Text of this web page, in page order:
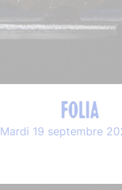
FOLIA
Mardi 19 septembre